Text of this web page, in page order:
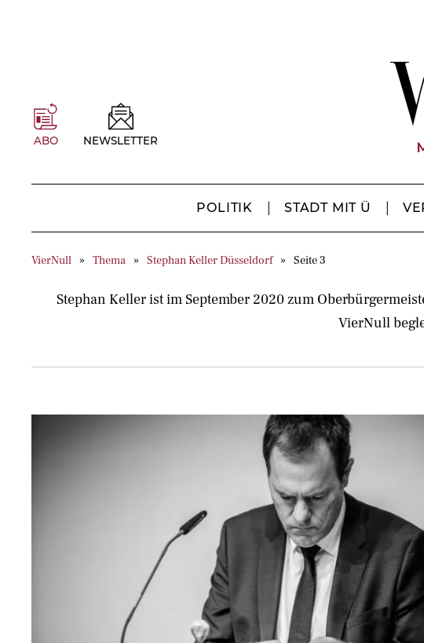
ABO NEWSLETTER
POLITIK STADT MIT Ü
VierNull Thema Stephan Keller Düsseldorf Seite 3
Stephan Keller ist im September 2020 zum
VierNull